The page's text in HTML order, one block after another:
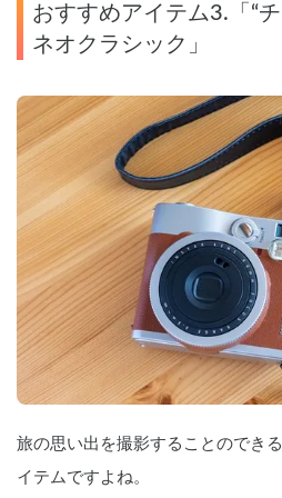
おすすめアイテム3.「“
ネオクラシック」
旅の思い出を撮影することのでき
イテムですよね。